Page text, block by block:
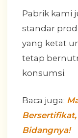
Pabrik kami
standar
yang ketat
tetap
konsumsi.
Baca juga:
Bersertifikat,
Bidangnya!